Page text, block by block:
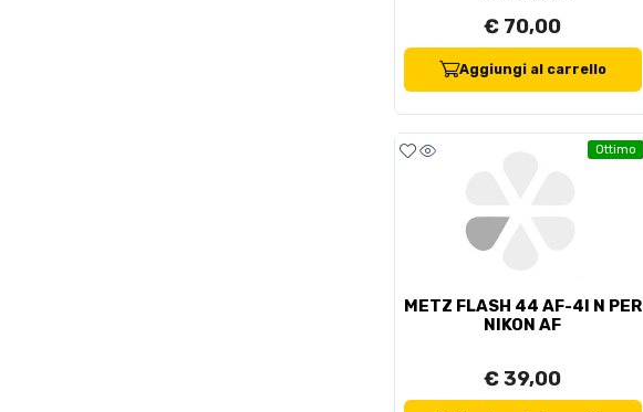
€ 70,00
Aggiungi al carrello
Ottimo
METZ FLASH 44 AF-4I N PER
NIKON AF
€ 39,00